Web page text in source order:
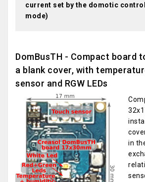
current set by the domotic
mode)
DomBusTH - Compact board
a blank cover, with
sensor and RGW LEDs
in